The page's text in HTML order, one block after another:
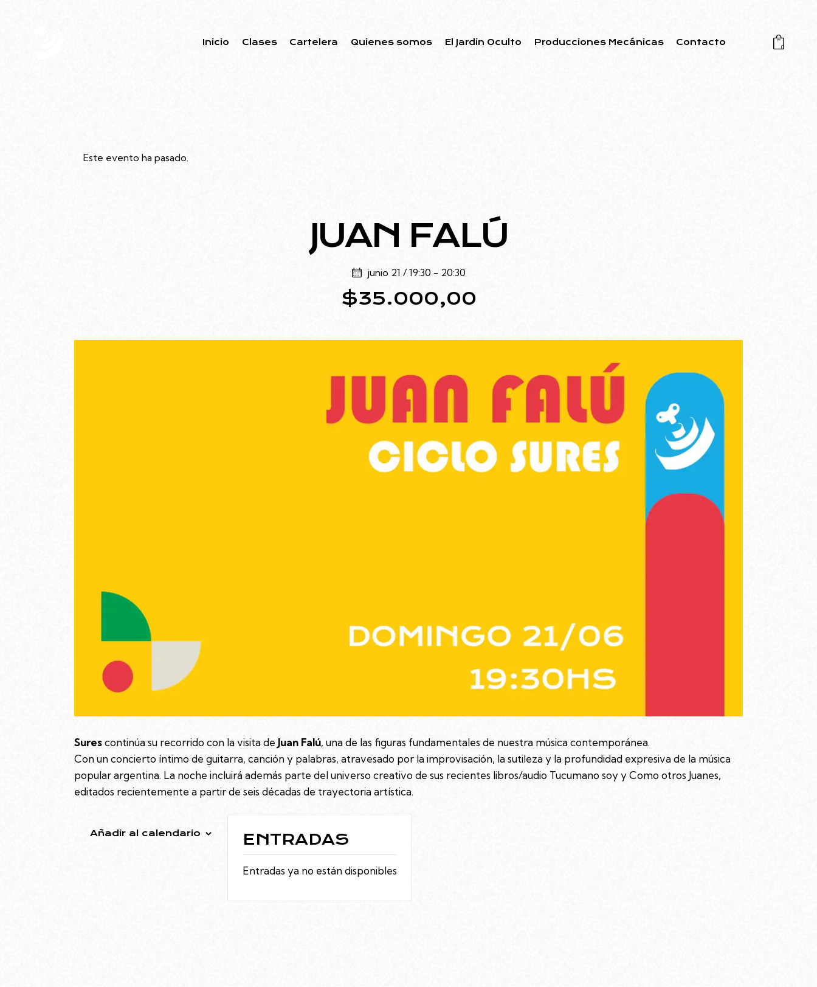
Inicio Clases Cartelera Quienes somos El Jardin Oculto Producciones Mecánicas Contacto
0
Este evento ha pasado.
JUAN FALÚ
junio 21 / 19:30 - 20:30
$35.000,00
Surescontinúa su recorrido con la visita de Juan Falú, una de las figuras fundamentales de nuestra música contemporánea.
Con un concierto íntimo de guitarra, canción y palabras, atravesado por la improvisación, la sutileza y la profundidad expresiva de la música
popular argentina. La noche incluirá además parte del universo creativo de sus recientes libros/audio Tucumano soy y Como otros Juanes,
editados recientemente a partir de seis décadas de trayectoria artística.
Añadir al calendario ENTRADAS
Entradas ya no están disponibles